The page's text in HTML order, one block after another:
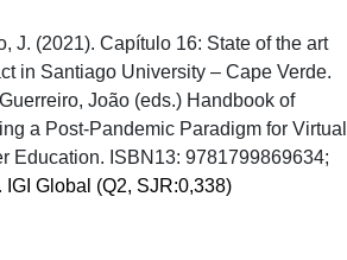
J. (2021). Capítulo 16: State of the art
in Santiago University – Cape Verde.
João (eds.) Handbook of
a Post-Pandemic Paradigm for Virtual
Education. ISBN13: 9781799869634;
IGI Global (Q2, SJR:0,338)